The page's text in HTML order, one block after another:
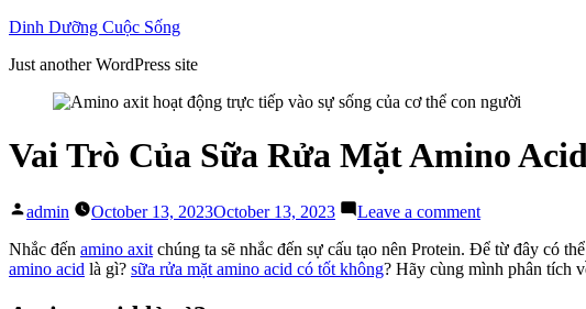
Skip
content
Dinh Dưỡng Cuộc Sống
Just another WordPress site
Vai Trò Của Sữa Rửa Mặt Amino
Posted
admin October 13, 2023October 13, 2023 Leave a commenton
Trò
Của
Nhắc đến amino axit chúng ta sẽ nhắc đến sự cấu tạo nên Protein. Để từ đây có
amino acid là gì? sữa rửa mặt amino acid có tốt không? Hãy cùng mình phân tích